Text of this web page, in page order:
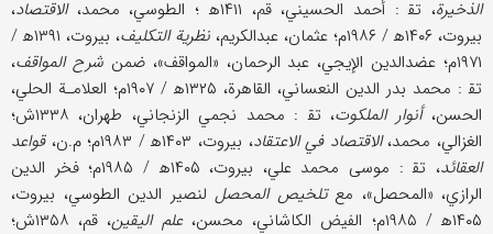
الذخيرة، تق‍ : أحمد الحسيني، قم، ۱۴۱۱ه‍ ؛ الطوسي، محمد، الاقتصاد،
بيروت، ۱۴۰۶ه‍ / ۱۹۸۶م؛ عثمان، عبدالكريم،
نظرية التكليف
، بيروت، ۱۳۹۱ه‍ /
۱۹۷۱م؛ عضد‌الدين الإيجي، عبد الرحمان، «المواقف»، ضمن
شرح المواقف،
تق‍ : محمد بدر الدين النعساني، القاهرة، ۱۳۲۵ه‍ / ۱۹۰۷م؛ العلامـة الحلي،
الحسن،أنوار الملكوت
، تق‍ : محمد نجمي الزنجاني، طهران، ۱۳۳۸ش؛
الغزالي، محمد،الاقتصاد في الاعتقاد، بيروت، ۱۴۰۳ه‍ / ۱۹۸۳م؛ م.ن،
قواعد
العقائد
، تق‍ : موسى محمد علي، بيروت، ۱۴۰۵ه‍ / ۱۹۸۵م؛ فخر الدين
الرازي، «المحصل»، معتلخيص المحصل لنصير الدين الطوسي، بيروت،
۱۴۰۵ه‍ / ۱۹۸۵م؛ الفيض الكاشاني، محسن،
علم اليقين
، قم، ۱۳۵۸ش؛